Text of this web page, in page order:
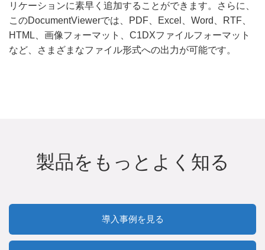
リケーションに素早く追加することができます。さらに、
このDocumentViewerでは、PDF、Excel、Word、RTF、
HTML、画像フォーマット、C1DXファイルフォーマット
など、さまざまなファイル形式への出力が可能です。
製品をもっとよく知る
導入事例を見る